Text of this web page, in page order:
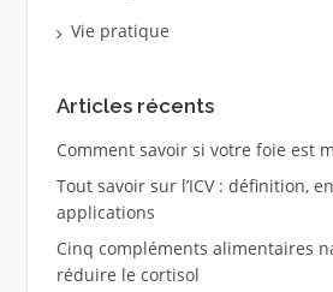
Vie pratique
Articles récents
Comment savoir si votre foie est
Tout savoir sur l’ICV : définition,
applications
Cinq compléments alimentaires
réduire le cortisol